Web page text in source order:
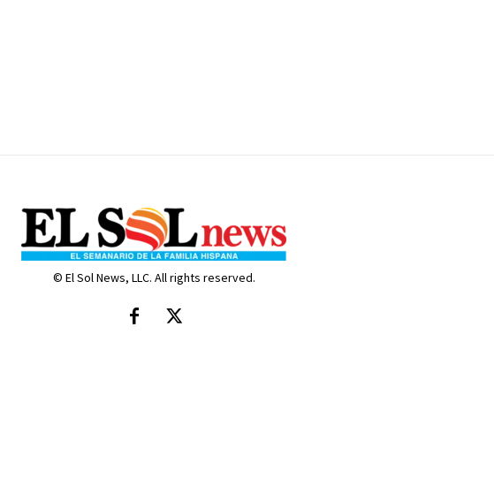
© El Sol News, LLC. All rights reserved.